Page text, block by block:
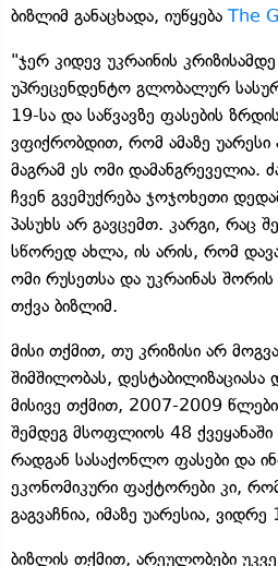
ბიზლიმ განაცხადა, იუწყება The
"ჯერ კიდევ უკრაინის
უპრეცენდენტო გლობალურ
19-სა და საწვავზე ფასების
ვფიქრობდით, რომ ამაზე უარესი
მაგრამ ეს ომი დამანგრეველია.
ჩვენ გვემუქრება ჯოჯოხეთი
პასუხს არ გავცემთ. კარგი, რაც
სწორედ ახლა, ის არის, რომ
ომი რუსეთსა და უკრაინას
თქვა ბიზლიმ.
მისი თქმით, თუ კრიზისი არ
შიმშილობას, დესტაბილიზაციასა
მისივე თქმით, 2007-2009
შემდეგ მსოფლიოს 48
რადგან სასაქონლო ფასები და
ეკონომიკური ფაქტორები კი,
გაგვაჩნია, იმაზე უარესია,
ბიზლის თქმით, არეულობები